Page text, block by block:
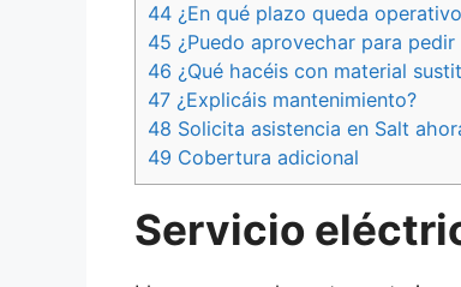
44 ¿En qué plazo queda
45 ¿Puedo aprovechar para pedir
46 ¿Qué hacéis con material
47 ¿Explicáis mantenimiento?
48 Solicita asistencia en Salt
49 Cobertura adicional
Servicio